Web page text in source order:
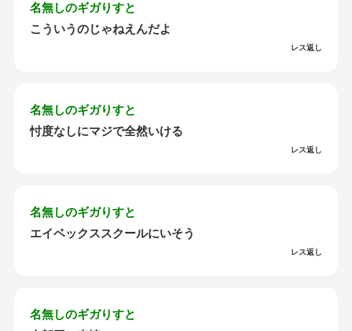
名無しのギガりすと
こういうのじゃねえんだよ
レス返し
名無しのギガりすと
忖度なしにマジで全然いける
レス返し
名無しのギガりすと
エイベックススクールにいそう
レス返し
名無しのギガりすと